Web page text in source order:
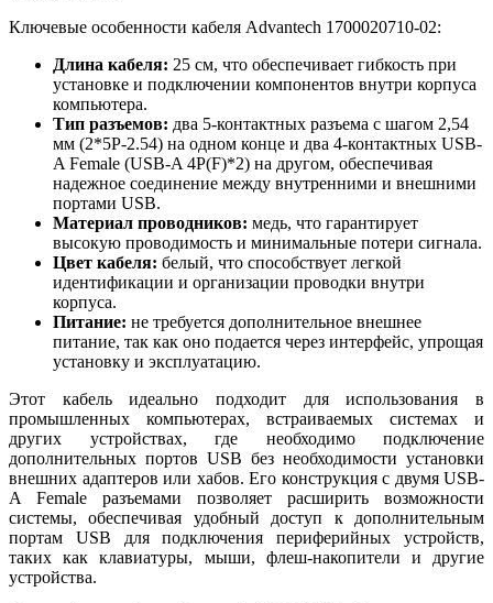
Ключевые особенности кабеля Advantech 1700020710-02:
Длина кабеля: 25 см, что обеспечивает гибкость при
установке и подключении компонентов внутри корпуса
компьютера.
Тип разъемов: два 5-контактных разъема с шагом 2,54
мм (2*5P-2.54) на одном конце и два 4-контактных USB-
A Female (USB-A 4P(F)*2) на другом, обеспечивая
надежное соединение между внутренними и внешними
портами USB.
Материал проводников: медь, что гарантирует
высокую проводимость и минимальные потери сигнала.
Цвет кабеля: белый, что способствует легкой
идентификации и организации проводки внутри
корпуса.
Питание: не требуется дополнительное внешнее
питание, так как оно подается через интерфейс, упрощая
установку и эксплуатацию.
Этот кабель идеально подходит для использования в
промышленных компьютерах, встраиваемых системах и
других устройствах, где необходимо подключение
дополнительных портов USB без необходимости установки
внешних адаптеров или хабов. Его конструкция с двумя USB-
A Female разъемами позволяет расширить возможности
системы, обеспечивая удобный доступ к дополнительным
портам USB для подключения периферийных устройств,
таких как клавиатуры, мыши, флеш-накопители и другие
устройства.